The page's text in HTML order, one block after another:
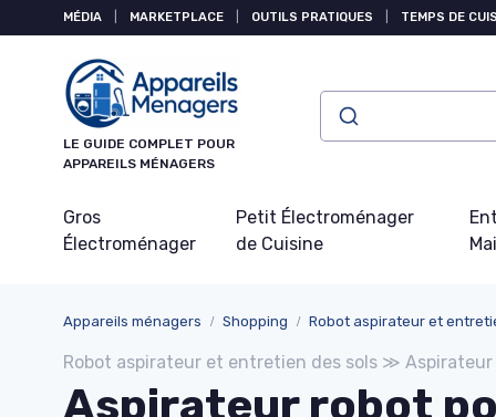
MÉDIA MARKETPLACE OUTILS PRATIQUES TEMPS DE
LE GUIDE COMPLET POUR
APPAREILS MÉNAGERS
Gros
Électroménager
Petit Électroménager
de Cuisine
Appareils ménagers Shopping Robot aspirateur et
Robot aspirateur et entretien des sols ≫ Aspirateur
Aspirateur robot
Panneau de gestion des cookies